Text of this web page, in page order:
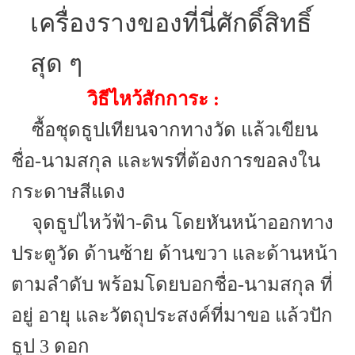
เครื่องรางของที่นี่ศักดิ์สิทธิ์
สุด ๆ
วิธีไหว้สักการะ :
ซื้อชุดธูปเทียนจากทางวัด แล้วเขียน
ชื่อ-นามสกุล และพรที่ต้องการขอลงใน
กระดาษสีแดง
จุดธูปไหว้ฟ้า-ดิน โดยหันหน้าออกทาง
ประตูวัด ด้านซ้าย ด้านขวา และด้านหน้า
ตามลำดับ พร้อมโดยบอกชื่อ-นามสกุล ที่
อยู่ อายุ และวัตถุประสงค์ที่มาขอ แล้วปัก
ธูป 3 ดอก